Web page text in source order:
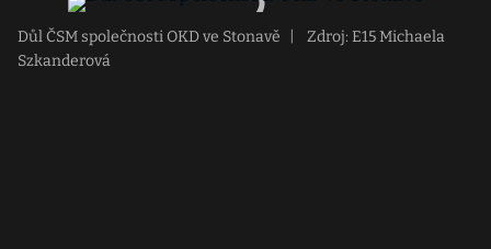
Důl ČSM společnosti OKD ve Stonavě
Zdroj: E15 Michaela
Szkanderová